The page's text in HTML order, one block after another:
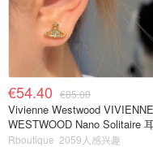
€54.40 €85.00
Vivienne Westwood VIVIENNE
WESTWOOD Nano Solitaire
Rboutique 2059人感兴趣